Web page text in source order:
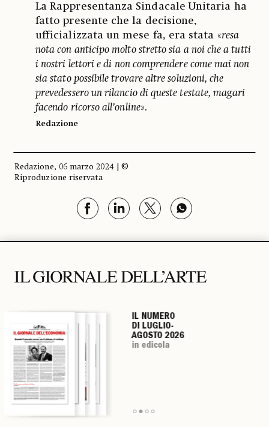
La Rappresentanza Sindacale Unitaria ha
fatto presente che la decisione,
ufficializzata un mese fa, era stata «resa
nota con anticipo molto stretto sia a noi che a tutti
i nostri lettori e di non comprendere come mai non
sia stato possibile trovare altre soluzioni, che
prevedessero un rilancio di queste testate, magari
facendo ricorso all’online».
Redazione
Redazione, 06 marzo 2024 | ©
Riproduzione riservata
IL NUMERO
DI LUGLIO-
AGOSTO 2026
in edicola
IL NUMERO
DI LUGLIO-
AGOSTO 2026
in edicola
IL NUMERO
DI LUGLIO-
AGOSTO 2026
in edicola
IL NUMERO
DI LUGLIO-
AGOSTO 2026
in edicola